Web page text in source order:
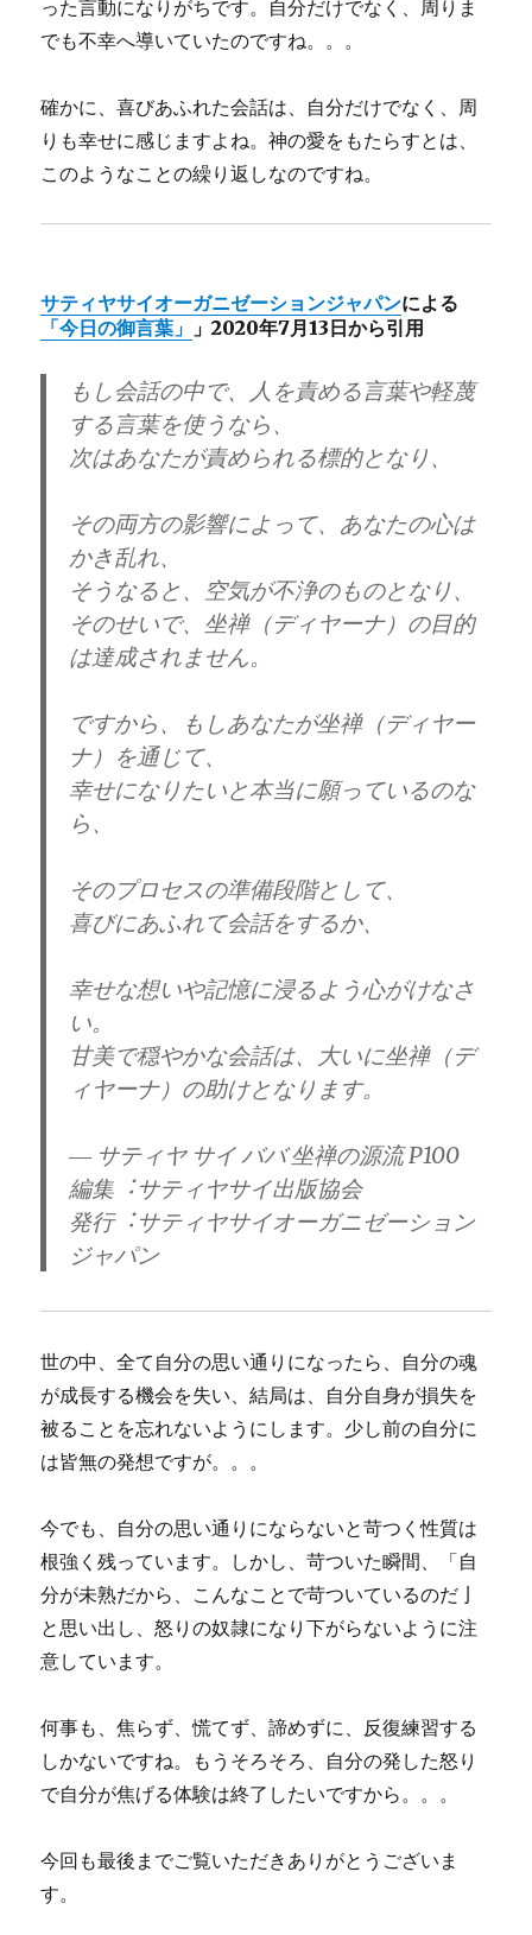
った言動になりがちです。自分だけでなく、周りま
でも不幸へ導いていたのですね。。。
確かに、喜びあふれた会話は、自分だけでなく、周
りも幸せに感じますよね。神の愛をもたらすとは、
このようなことの繰り返しなのですね。
サティヤサイオーガニゼーションジャパンによる
「今日の御言葉」
」2020年7月13日から引用
もし会話の中で、⼈を責める⾔葉や軽蔑
する⾔葉を使うなら、
次はあなたが責められる標的となり、
その両⽅の影響によって、あなたの⼼は
かき乱れ、
そうなると、空気が不浄のものとなり、
そのせいで、坐禅（ディヤーナ）の⽬的
は達成されません。
ですから、もしあなたが坐禅（ディヤー
ナ）を通じて、
幸せになりたいと本当に願っているのな
ら、
そのプロセスの準備段階として、
喜びにあふれて会話をするか、
幸せな想いや記憶に浸るよう⼼がけなさ
い。
⽢美で穏やかな会話は、⼤いに坐禅（デ
ィヤーナ）の助けとなります。
― サティヤ サイ ババ 坐禅の源流 P100
編集︓サティヤサイ出版協会
発行︓サティヤサイオーガニゼーション
ジャパン
世の中、全て自分の思い通りになったら、自分の魂
が成長する機会を失い、結局は、自分自身が損失を
被ることを忘れないようにします。少し前の自分に
は皆無の発想ですが。。。
今でも、自分の思い通りにならないと苛つく性質は
根強く残っています。しかし、苛ついた瞬間、「自
分が未熟だから、こんなことで苛ついているのだ亅
と思い出し、怒りの奴隷になり下がらないように注
意しています。
何事も、焦らず、慌てず、諦めずに、反復練習する
しかないですね。もうそろそろ、自分の発した怒り
で自分が焦げる体験は終了したいですから。。。
今回も最後までご覧いただきありがとうございま
す。